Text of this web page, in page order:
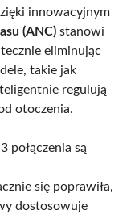
innowacyjnym
(ANC) stanowi
eliminując
takie jak
regulują
otoczenia.
połączenia są
się poprawiła,
dostosowuje